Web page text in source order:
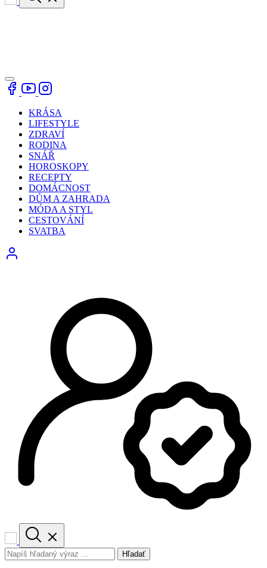
KRÁSA
LIFESTYLE
ZDRAVÍ
RODINA
SNÁŘ
HOROSKOPY
RECEPTY
DOMÁCNOST
DŮM A ZAHRADA
MÓDA A STYL
CESTOVÁNÍ
SVATBA
Hľadať